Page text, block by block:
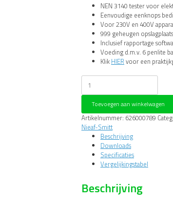
NEN 3140 tester voor
Eenvoudige eenknops
Voor 230V en 400V
999 geheugen
Inclusief rapportage
Voeding d.m.v. 6 penlite
Klik HIER voor een
Nieaf-
Smitt
Eazypat
3140
usb
apparatentester
aantal
Toevoegen aan winkelwagen
Artikelnummer: 626000789
Nieaf-Smitt
Beschrijving
Downloads
Specificaties
Vergelijkingstabel
Beschrijving